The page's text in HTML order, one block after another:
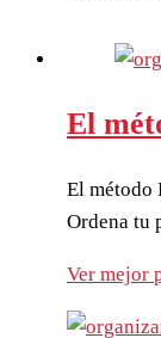
El
El método
Ordena tu
Ver mejor